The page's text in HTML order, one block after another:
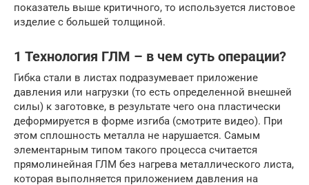
показатель выше критичного, то используется листовое
изделие с большей толщиной.
1 Технология ГЛМ – в чем суть операции?
Гибка стали в листах подразумевает приложение
давления или нагрузки (то есть определенной внешней
силы) к заготовке, в результате чего она пластически
деформируется в форме изгиба (смотрите видео). При
этом сплошность металла не нарушается. Самым
элементарным типом такого процесса считается
прямолинейная ГЛМ без нагрева металлического листа,
которая выполняется приложением давления на